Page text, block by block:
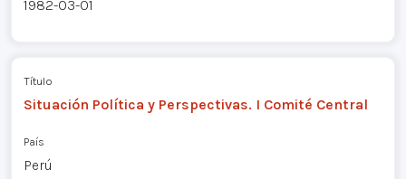
1982-03-01
Título
Situación Política y Perspectivas. I Comité Central
País
Perú